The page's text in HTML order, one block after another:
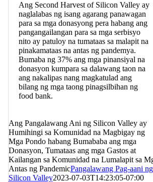
Ang Second Harvest of Silicon Valley ay
naglalabas ng isang agarang panawagan
para sa mga donasyong pera habang ang
pangangailangan para sa mga serbisyo
nito ay patuloy na tumataas sa malapit na
pinakamataas na antas ng pandemya.
Bumaba ng 37% ang mga pinansiyal na
donasyon kumpara sa dalawang taon na
ang nakalipas nang magkatulad ang
bilang ng mga taong pinagsilbihan ng
food bank.
Ang Pangalawang Ani ng Silicon Valley ay
Humihingi sa Komunidad na Magbigay ng
Mga Pondo habang Bumababa ang mga
Donasyon, Tumataas ang mga Gastos at
Kailangan sa Komunidad na Lumalapit sa
Antas ng PandemicPangalawang Pag-aani ng
Silicon Valley2023-07-03T14:23:05-07:00